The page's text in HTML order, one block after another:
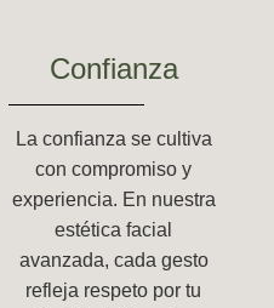
Confianza
La confianza se cultiva
con compromiso y
experiencia. En nuestra
estética facial
avanzada, cada gesto
refleja respeto por tu